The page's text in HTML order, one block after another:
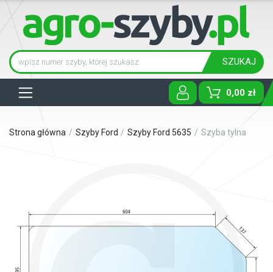
SZUKAJ
0,00 zł
Strona główna Szyby Ford Szyby Ford 5635 Szyba tylna